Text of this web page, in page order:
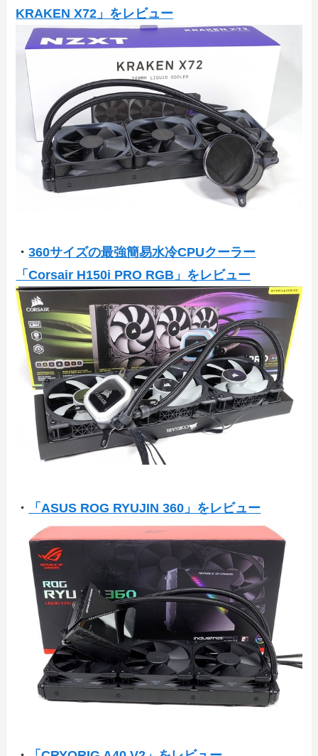
KRAKEN X72」をレビュー
・360サイズの最強簡易水冷CPUクーラー
「Corsair H150i PRO RGB」をレビュー
・ 「ASUS ROG RYUJIN 360」をレビュー